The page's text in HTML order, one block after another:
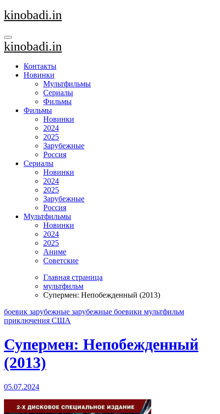
Перейти
к
kinobadi.in
kinobadi.in
Контакты
Новинки
Мультфильмы
Сериалы
Фильмы
Фильмы
Новинки
2024
2025
Зарубежные
Россия
Сериалы
Новинки
2024
2025
Зарубежные
Россия
Мультфильмы
Новинки
2024
2025
Аниме
Советские
Главная страница
мультфильм
Супермен: Непобежденный (2013)
боевик зарубежные зарубежные боевики мультфильм
приключения США
Супермен: Непобежденный
(2013)
05.07.2024